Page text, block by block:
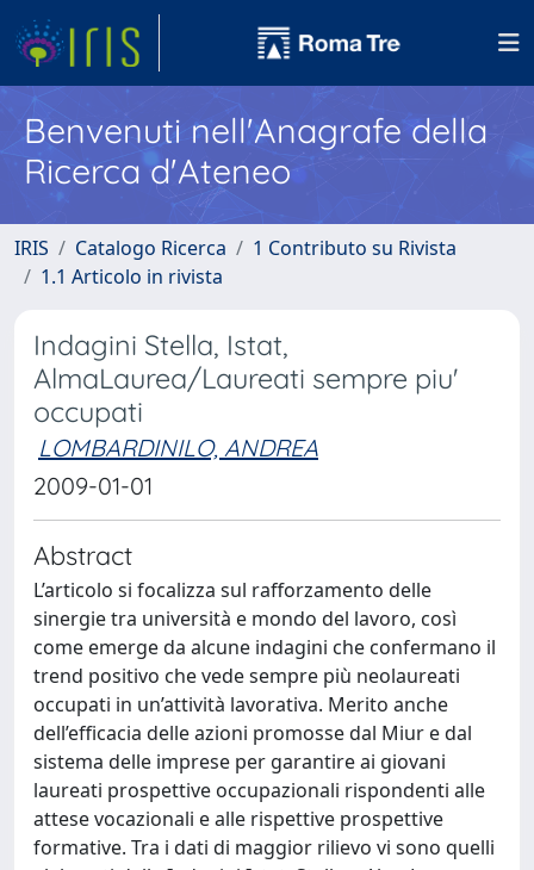
Benvenuti nell'Anagrafe della
Ricerca d'Ateneo
IRIS Catalogo Ricerca
1 Contributo su Rivista
1.1 Articolo in rivista
Indagini Stella, Istat,
AlmaLaurea/Laureati sempre piu'
occupati
LOMBARDINILO, ANDREA
2009-01-01
Abstract
L’articolo si focalizza sul rafforzamento delle
sinergie tra università e mondo del lavoro, così
come emerge da alcune indagini che confermano il
trend positivo che vede sempre più neolaureati
occupati in un’attività lavorativa. Merito anche
dell’efficacia delle azioni promosse dal Miur e dal
sistema delle imprese per garantire ai giovani
laureati prospettive occupazionali rispondenti alle
attese vocazionali e alle rispettive prospettive
formative. Tra i dati di maggior rilievo vi sono quelli